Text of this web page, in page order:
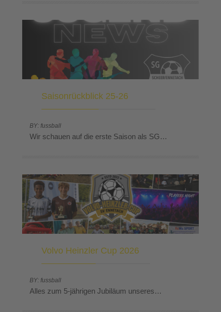
Saisonrückblick 25-26
BY: fussball
Wir schauen auf die erste Saison als SG…
Volvo Heinzler Cup 2026
BY: fussball
Alles zum 5-jährigen Jubiläum unseres…